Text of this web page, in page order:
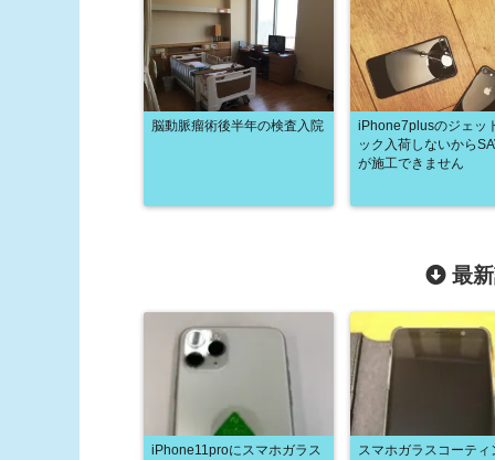
脳動脈瘤術後半年の検査入院
iPhone7plusのジェッ
ック入荷しないから
が施工できません
最
iPhone11proにスマホガラス
スマホガラスコーティ